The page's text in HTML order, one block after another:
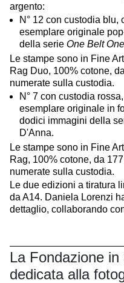
argento:
N° 12 con custodia blu,
esemplare originale
della serie One Belt
Le stampe sono in Fine
Rag Duo, 100% cotone,
numerate sulla custodia.
N° 7 con custodia
esemplare originale in
dodici immagini della
D'Anna.
Le stampe sono in Fine
Rag, 100% cotone, da
numerate sulla custodia.
Le due edizioni a tiratura
da A14. Daniela Lorenzi
dettaglio, collaborando
La Fondazione
dedicata alla